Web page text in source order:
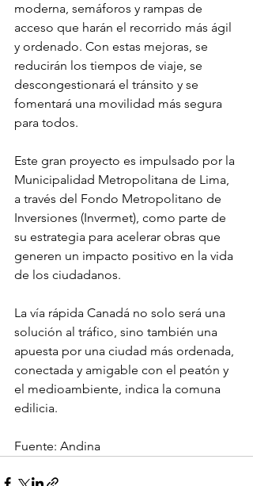
moderna, semáforos y rampas de
acceso que harán el recorrido más ágil
y ordenado. Con estas mejoras, se
reducirán los tiempos de viaje, se
descongestionará el tránsito y se
fomentará una movilidad más segura
para todos.
Este gran proyecto es impulsado por la
Municipalidad Metropolitana de Lima,
a través del Fondo Metropolitano de
Inversiones (Invermet), como parte de
su estrategia para acelerar obras que
generen un impacto positivo en la vida
de los ciudadanos.
La vía rápida Canadá no solo será una
solución al tráfico, sino también una
apuesta por una ciudad más ordenada,
conectada y amigable con el peatón y
el medioambiente, indica la comuna
edilicia.
Fuente: Andina